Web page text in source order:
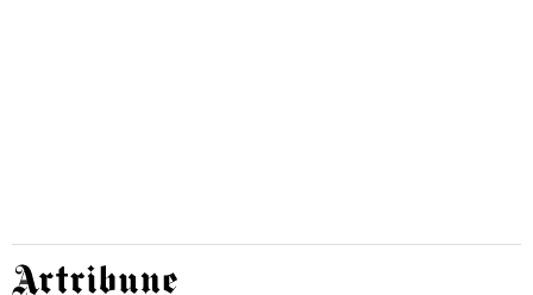
Artribune